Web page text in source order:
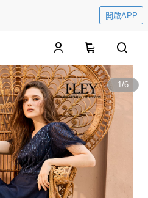
開啟APP
1/6